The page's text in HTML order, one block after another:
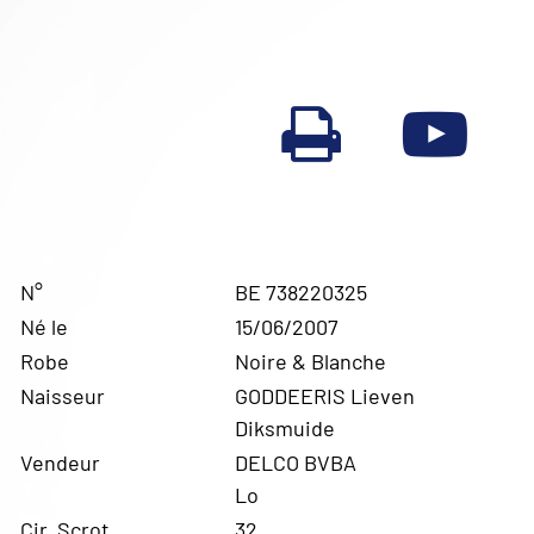
N°
BE 738220325
Né le
15/06/2007
Robe
Noire & Blanche
Naisseur
GODDEERIS Lieven
Diksmuide
Vendeur
DELCO BVBA
Lo